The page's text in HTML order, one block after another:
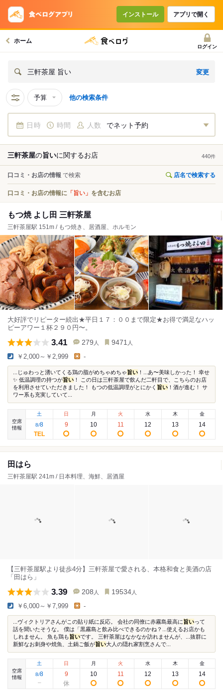
インストール アプリで開く
ホーム
ログイン
三軒茶屋 旨い 変更
予算 他の検索条件
日時 時間 人数 でネット予約
三軒茶屋の旨いに関するお店 440件
口コミ・お店の情報 で検索 店名で検索する
口コミ・お店の情報に 「旨い」 を含むお店
もつ焼 よし田 三軒茶屋
三軒茶屋駅 151m / もつ焼き、居酒屋、ホルモン
大好評でリピーター続出★平日１７：００まで限定★お得で満足なハッ
ピーアワー１杯２９０円〜。
3.41 279 人 9471 人
￥2,000～￥2,999 -
...じゅわっと湧いてくる鶏の脂がめちゃめちゃ旨い ！...あ〜美味しかった！ 幸せ
✨ 低温調理の持つが旨い ！ この日は三軒茶屋で飲んだ二軒目で、こちらのお店
を利用させていただきました！ もつの低温調理がとにかく 旨い ！酒が進む！ サ
ワー系も充実していて...
空席
情報
土
8/8
日
9
月
10
火
11
水
12
木
13
金
14
田はら
三軒茶屋駅 241m / 日本料理、海鮮、居酒屋
【三軒茶屋駅より徒歩4分】三軒茶屋で愛される、本格和食と美酒の店
「田はら」
3.39 208 人 19534 人
￥6,000～￥7,999 -
...ヴィクトリアさんがこの貼り紙に反応。 会社の同僚に赤霧島最高に旨いって
話を聞いたそうな。 僕は「黒霧島と飲み比べできるのかね？...使えるお店かも
しれません。 魚も鶏も旨いです。 三軒茶屋はなかなか訪れませんが、...抜群に
新鮮なお刺身や焼魚、土鍋ご飯が旨い大人の隠れ家割烹さんで...
空席
情報
土
8/8
日
9
月
10
火
11
水
12
木
13
金
14